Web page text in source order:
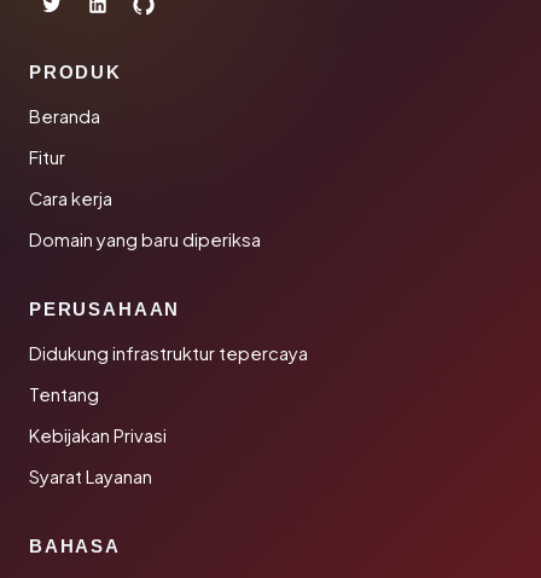
PRODUK
Beranda
Fitur
Cara kerja
Domain yang baru diperiksa
PERUSAHAAN
Didukung infrastruktur tepercaya
Tentang
Kebijakan Privasi
Syarat Layanan
BAHASA